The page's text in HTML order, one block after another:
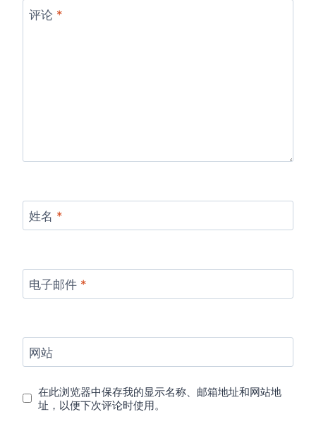
评论 *
姓名 *
电子邮件 *
网站
在此浏览器中保存我的显示名称、邮箱地址和网站地
址，以便下次评论时使用。